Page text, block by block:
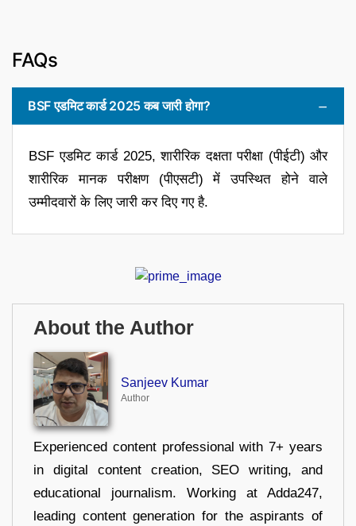
FAQs
BSF एडमिट कार्ड 2025 कब जारी होगा?
BSF एडमिट कार्ड 2025, शारीरिक दक्षता परीक्षा (पीईटी) और
शारीरिक मानक परीक्षण (पीएसटी) में उपस्थित होने वाले
उम्मीदवारों के लिए जारी कर दिए गए है.
About the Author
Sanjeev Kumar
Author
Experienced content professional with 7+ years
in digital content creation, SEO writing, and
educational journalism. Working at Adda247,
leading content generation for the aspirants of